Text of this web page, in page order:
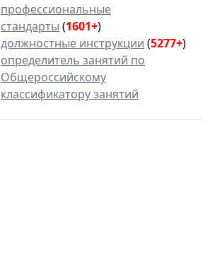
профессиональные
стандарты (1601+)
должностные инструкции (5277+)
определитель занятий по
Общероссийскому
классификатору занятий